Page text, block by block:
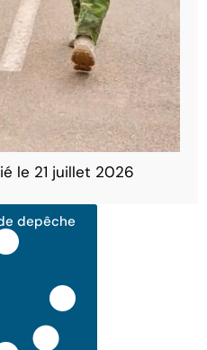
le 21 juillet 2026
depêche